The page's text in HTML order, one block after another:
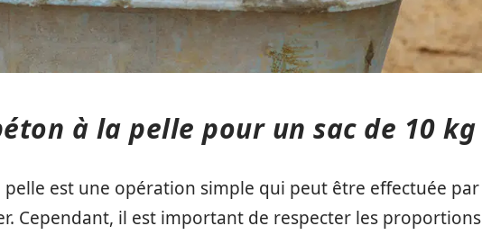
à la pelle pour un sac de 10 kg
pelle est une opération simple qui peut être effectuée par
Cependant, il est important de respecter les proportions